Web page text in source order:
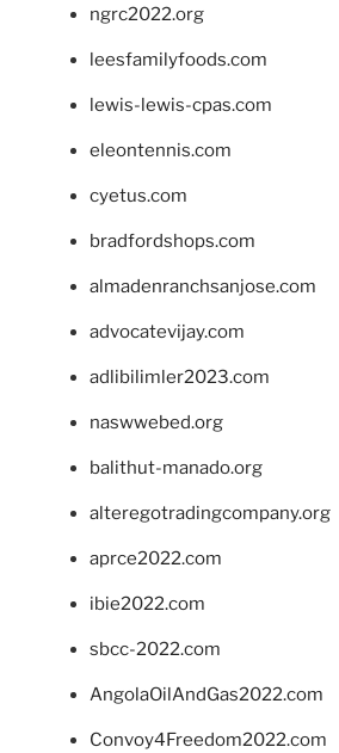
ngrc2022.org
leesfamilyfoods.com
lewis-lewis-cpas.com
eleontennis.com
cyetus.com
bradfordshops.com
almadenranchsanjose.com
advocatevijay.com
adlibilimler2023.com
naswwebed.org
balithut-manado.org
alteregotradingcompany.org
aprce2022.com
ibie2022.com
sbcc-2022.com
AngolaOilAndGas2022.com
Convoy4Freedom2022.com